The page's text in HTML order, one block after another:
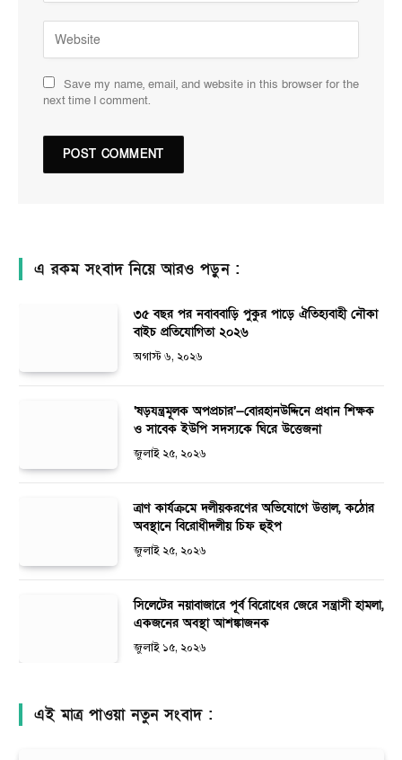
Save my name, email, and website in this browser for the
next time I comment.
এ রকম সংবাদ নিয়ে আরও পড়ুন :
৩৫ বছর পর নবাববাড়ি পুকুর পাড়ে ঐতিহ্যবাহী নৌকা
বাইচ প্রতিযোগিতা ২০২৬
অগাস্ট ৬, ২০২৬
‘ষড়যন্ত্রমূলক অপপ্রচার’—বোরহানউদ্দিনে প্রধান শিক্ষক
ও সাবেক ইউপি সদস্যকে ঘিরে উত্তেজনা
জুলাই ২৫, ২০২৬
ত্রাণ কার্যক্রমে দলীয়করণের অভিযোগে উত্তাল, কঠোর
অবস্থানে বিরোধীদলীয় চিফ হুইপ
জুলাই ২৫, ২০২৬
সিলেটের নয়াবাজারে পূর্ব বিরোধের জেরে সন্ত্রাসী হামলা,
একজনের অবস্থা আশঙ্কাজনক
জুলাই ১৫, ২০২৬
এই মাত্র পাওয়া নতুন সংবাদ :